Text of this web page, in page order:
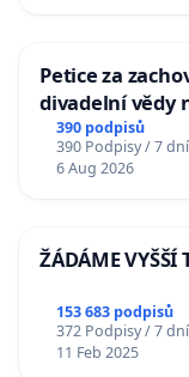
Petice za
divadelní vědy
390 podpisů
390 Podpisy / 7 dní
6 Aug 2026
ŽÁDÁME VYŠŠÍ
153 683 podpisů
372 Podpisy / 7 dní
11 Feb 2025